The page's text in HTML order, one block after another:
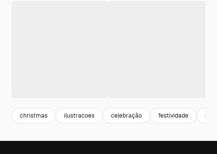
christmas ilustracoes celebração festividade